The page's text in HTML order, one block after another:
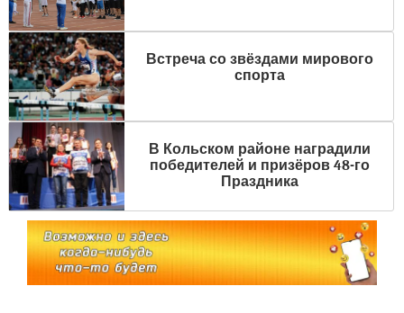
Встреча со звёздами мирового
спорта
В Кольском районе наградили
победителей и призёров 48-го
Праздника